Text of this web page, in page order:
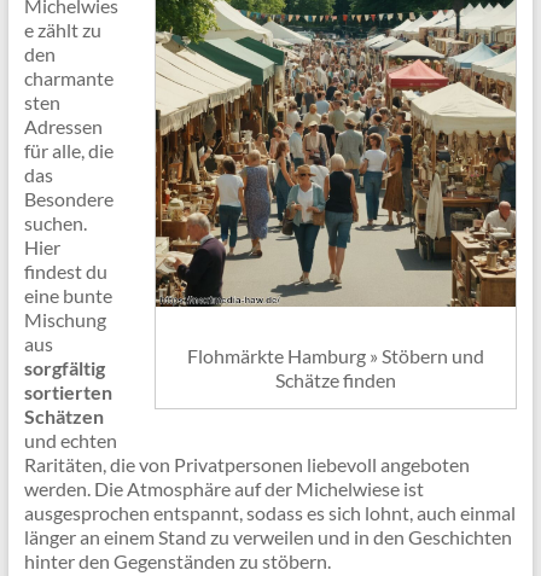
Flohmärkte Hamburg » Stöbern und
Schätze finden
Michelwies
e zählt zu
den
charmante
sten
Adressen
für alle, die
das
Besondere
suchen.
Hier
findest du
eine bunte
Mischung
aus
sorgfältig
sortierten
Schätzen
und echten
Raritäten, die von Privatpersonen liebevoll angeboten
werden. Die Atmosphäre auf der Michelwiese ist
ausgesprochen entspannt, sodass es sich lohnt, auch einmal
länger an einem Stand zu verweilen und in den Geschichten
hinter den Gegenständen zu stöbern.